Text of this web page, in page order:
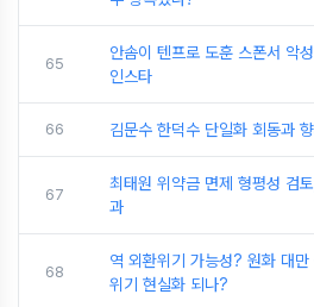
65
안솜이 텐프로 도훈 스폰서 악
인스타
66 김문수 한덕수 단일화 회동과
67
최태원 위약금 면제 형평성 검
과
68
역 외환위기 가능성? 원화 대
위기 현실화 되나?